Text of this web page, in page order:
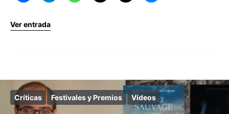
Ver entrada
Críticas Festivales y Premios Vídeos